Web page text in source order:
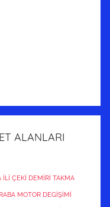
ALANLARI
İLİ ÇEKİ DEMİRİ TAKMA
MOTOR DEGİŞİMİ